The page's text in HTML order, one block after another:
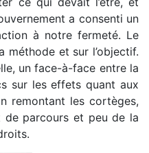
a consenti un
à notre fermeté. Le
et sur l’objectif.
un face-à-face entre la
sur les effets quant aux
remontant les cortèges,
parcours et peu de la